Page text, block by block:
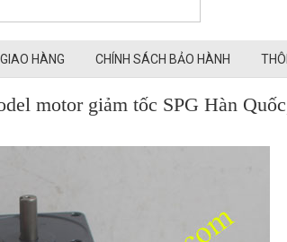
HÀNG CHÍNH SÁCH BẢO HÀNH
motor giảm tốc SPG Hàn